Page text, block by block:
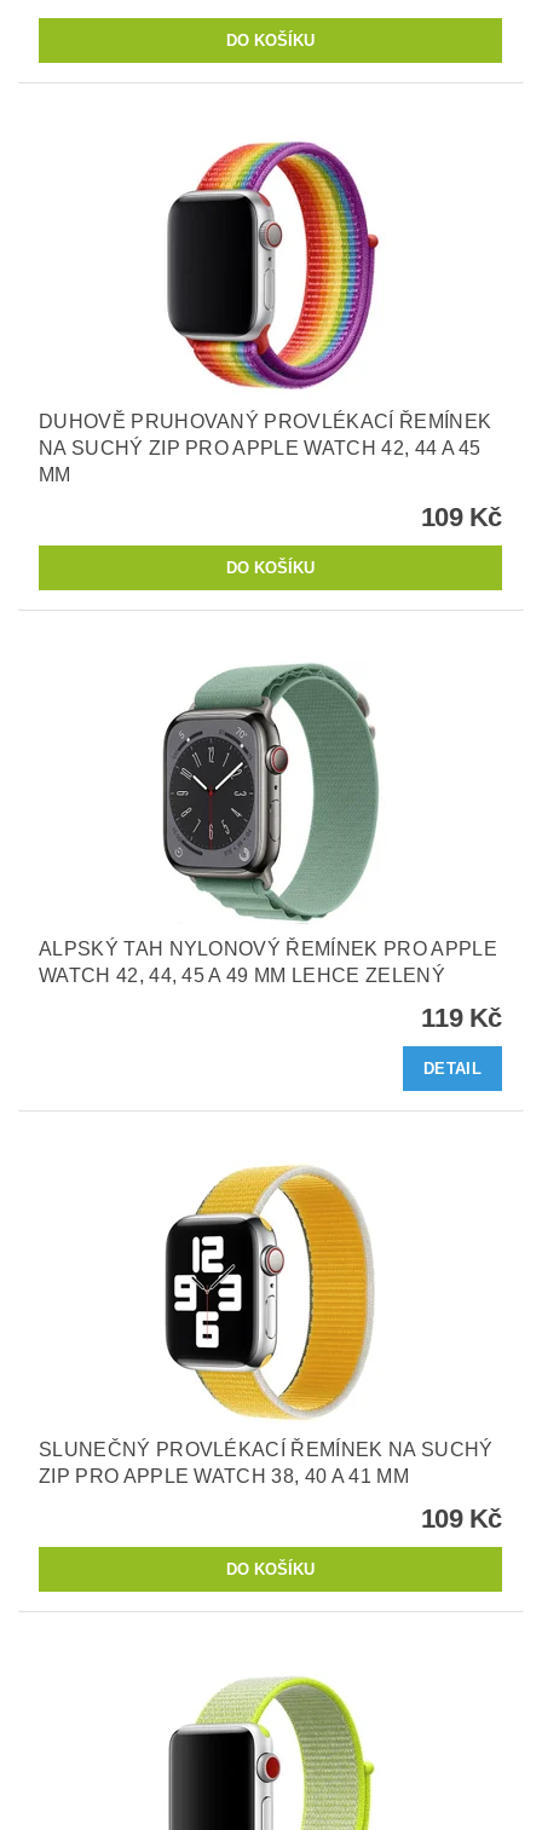
DUHOVĚ PRUHOVANÝ PROVLÉKACÍ ŘEMÍNEK
NA SUCHÝ ZIP PRO APPLE WATCH 42, 44 A 45
MM
109 Kč
ALPSKÝ TAH NYLONOVÝ ŘEMÍNEK PRO APPLE
WATCH 42, 44, 45 A 49 MM LEHCE ZELENÝ
119 Kč
DETAIL
SLUNEČNÝ PROVLÉKACÍ ŘEMÍNEK NA SUCHÝ
ZIP PRO APPLE WATCH 38, 40 A 41 MM
109 Kč